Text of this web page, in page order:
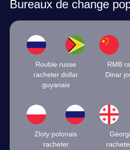
Bureaux de change
Rouble russe
racheter dollar
guyanais
RMB
Dinar
Zloty polonais
racheter